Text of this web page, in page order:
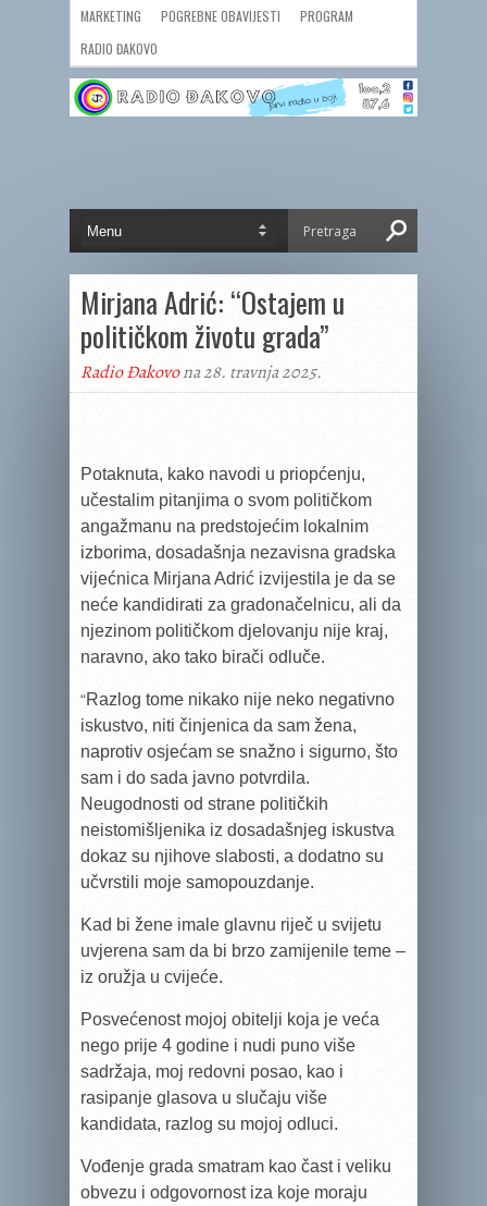
MARKETING POGREBNE OBAVIJESTI
PROGRAM
RADIO ĐAKOVO
Mirjana Adrić: “Ostajem u
političkom životu grada”
Radio Đakovona 28. travnja 2025.
Potaknuta, kako navodi u priopćenju,
učestalim pitanjima o svom političkom
angažmanu na predstojećim lokalnim
izborima, dosadašnja nezavisna gradska
vijećnica Mirjana Adrić izvijestila je da se
neće kandidirati za gradonačelnicu, ali da
njezinom političkom djelovanju nije kraj,
naravno, ako tako birači odluče.
“Razlog tome nikako nije neko negativno
iskustvo, niti činjenica da sam žena,
naprotiv osjećam se snažno i sigurno, što
sam i do sada javno potvrdila.
Neugodnosti od strane političkih
neistomišljenika iz dosadašnjeg iskustva
dokaz su njihove slabosti, a dodatno su
učvrstili moje samopouzdanje.
Kad bi žene imale glavnu riječ u svijetu
uvjerena sam da bi brzo zamijenile teme –
iz oružja u cvijeće.
Posvećenost mojoj obitelji koja je veća
nego prije 4 godine i nudi puno više
sadržaja, moj redovni posao, kao i
rasipanje glasova u slučaju više
kandidata, razlog su mojoj odluci.
Vođenje grada smatram kao čast i veliku
obvezu i odgovornost iza koje moraju